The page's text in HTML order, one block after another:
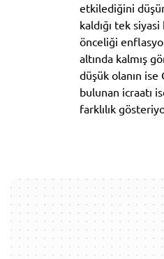
etkilediğini
kaldığı tek
önceliği
altında kalmış
düşük olanın
bulunan icraatı
farklılık